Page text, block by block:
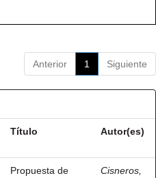
Anterior 1 Siguiente
Título Autor(es)
Propuesta de
Cisneros,